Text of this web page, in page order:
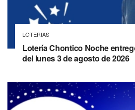
LOTERIAS
Lotería Chontico Noche
del lunes 3 de agosto de 2026